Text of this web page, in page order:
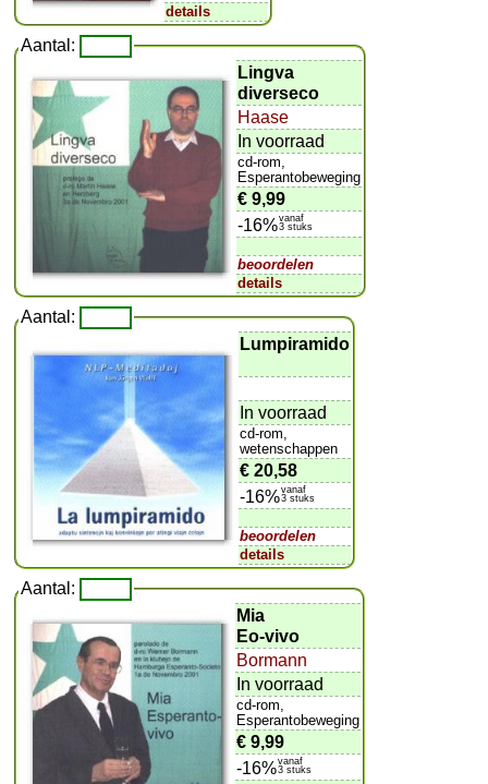
details
Aantal:
Lingva
diverseco
Haase
In voorraad
cd-rom,
Esperantobeweging
€ 9,99
-16%vanaf
3 stuks
beoordelen
details
Aantal:
Lumpiramido
In voorraad
cd-rom,
wetenschappen
€ 20,58
-16%vanaf
3 stuks
beoordelen
details
Aantal:
Mia
Eo-vivo
Bormann
In voorraad
cd-rom,
Esperantobeweging
€ 9,99
-16%vanaf
3 stuks